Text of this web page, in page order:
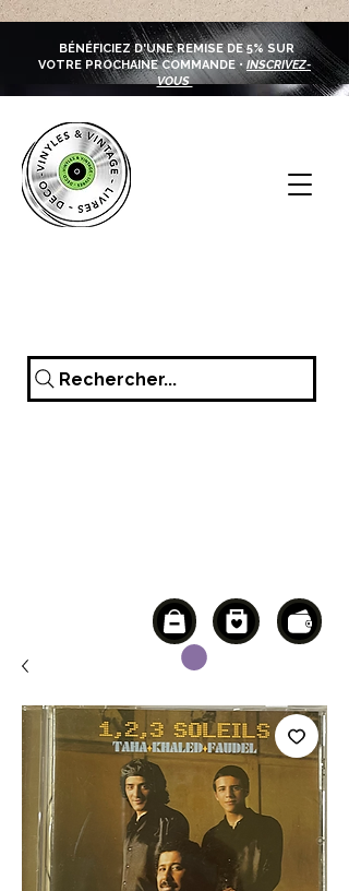
BÉNÉFICIEZ D'UNE REMISE DE 5% SUR
VOTRE PROCHAINE COMMANDE • INSCRIVEZ-
VOUS
Rechercher...